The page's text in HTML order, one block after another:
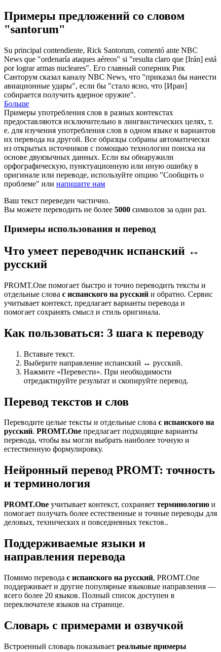
Примеры предложений со словом
"santorum"
Su principal contendiente, Rick Santorum, comentó ante NBC
News que "ordenaría ataques aéreos" si "resulta claro que [Irán] está
por lograr armas nucleares". Его главный соперник Рик
Санторум сказал каналу NBC News, что "приказал бы нанести
авиационные удары", если бы "стало ясно, что [Иран]
собирается получить ядерное оружие".
Больше
Примеры употребления слов в разных контекстах
предоставляются исключительно в лингвистических целях, т.
е. для изучения употребления слов в одном языке и вариантов
их перевода на другой. Все образцы собраны автоматически
из открытых источников с помощью технологии поиска на
основе двуязычных данных. Если вы обнаружили
орфографическую, пунктуационную или иную ошибку в
оригинале или переводе, используйте опцию "Сообщить о
проблеме" или напишите нам
Ваш текст переведен частично.
Вы можете переводить не более 5000 символов за один раз.
Примеры использования и перевод
Что умеет переводчик испанский ↔
русский
PROMT.One помогает быстро и точно переводить тексты и
отдельные слова с испанского на русский и обратно. Сервис
учитывает контекст, предлагает варианты перевода и
помогает сохранять смысл и стиль оригинала.
Как пользоваться: 3 шага к переводу
Вставьте текст.
Выберите направление испанский ↔ русский.
Нажмите «Перевести». При необходимости
отредактируйте результат и скопируйте перевод.
Перевод текстов и слов
Переводите целые тексты и отдельные слова с испанского на
русский. PROMT.One предлагает подходящие варианты
перевода, чтобы вы могли выбрать наиболее точную и
естественную формулировку.
Нейронный перевод PROMT: точность
и терминология
PROMT.One учитывает контекст, сохраняет терминологию и
помогает получать более естественные и точные переводы для
деловых, технических и повседневных текстов..
Поддерживаемые языки и
направления перевода
Помимо перевода с испанского на русский, PROMT.One
поддерживает и другие популярные языковые направления —
всего более 20 языков. Полный список доступен в
переключателе языков на странице.
Словарь с примерами и озвучкой
Встроенный словарь показывает реальные примеры